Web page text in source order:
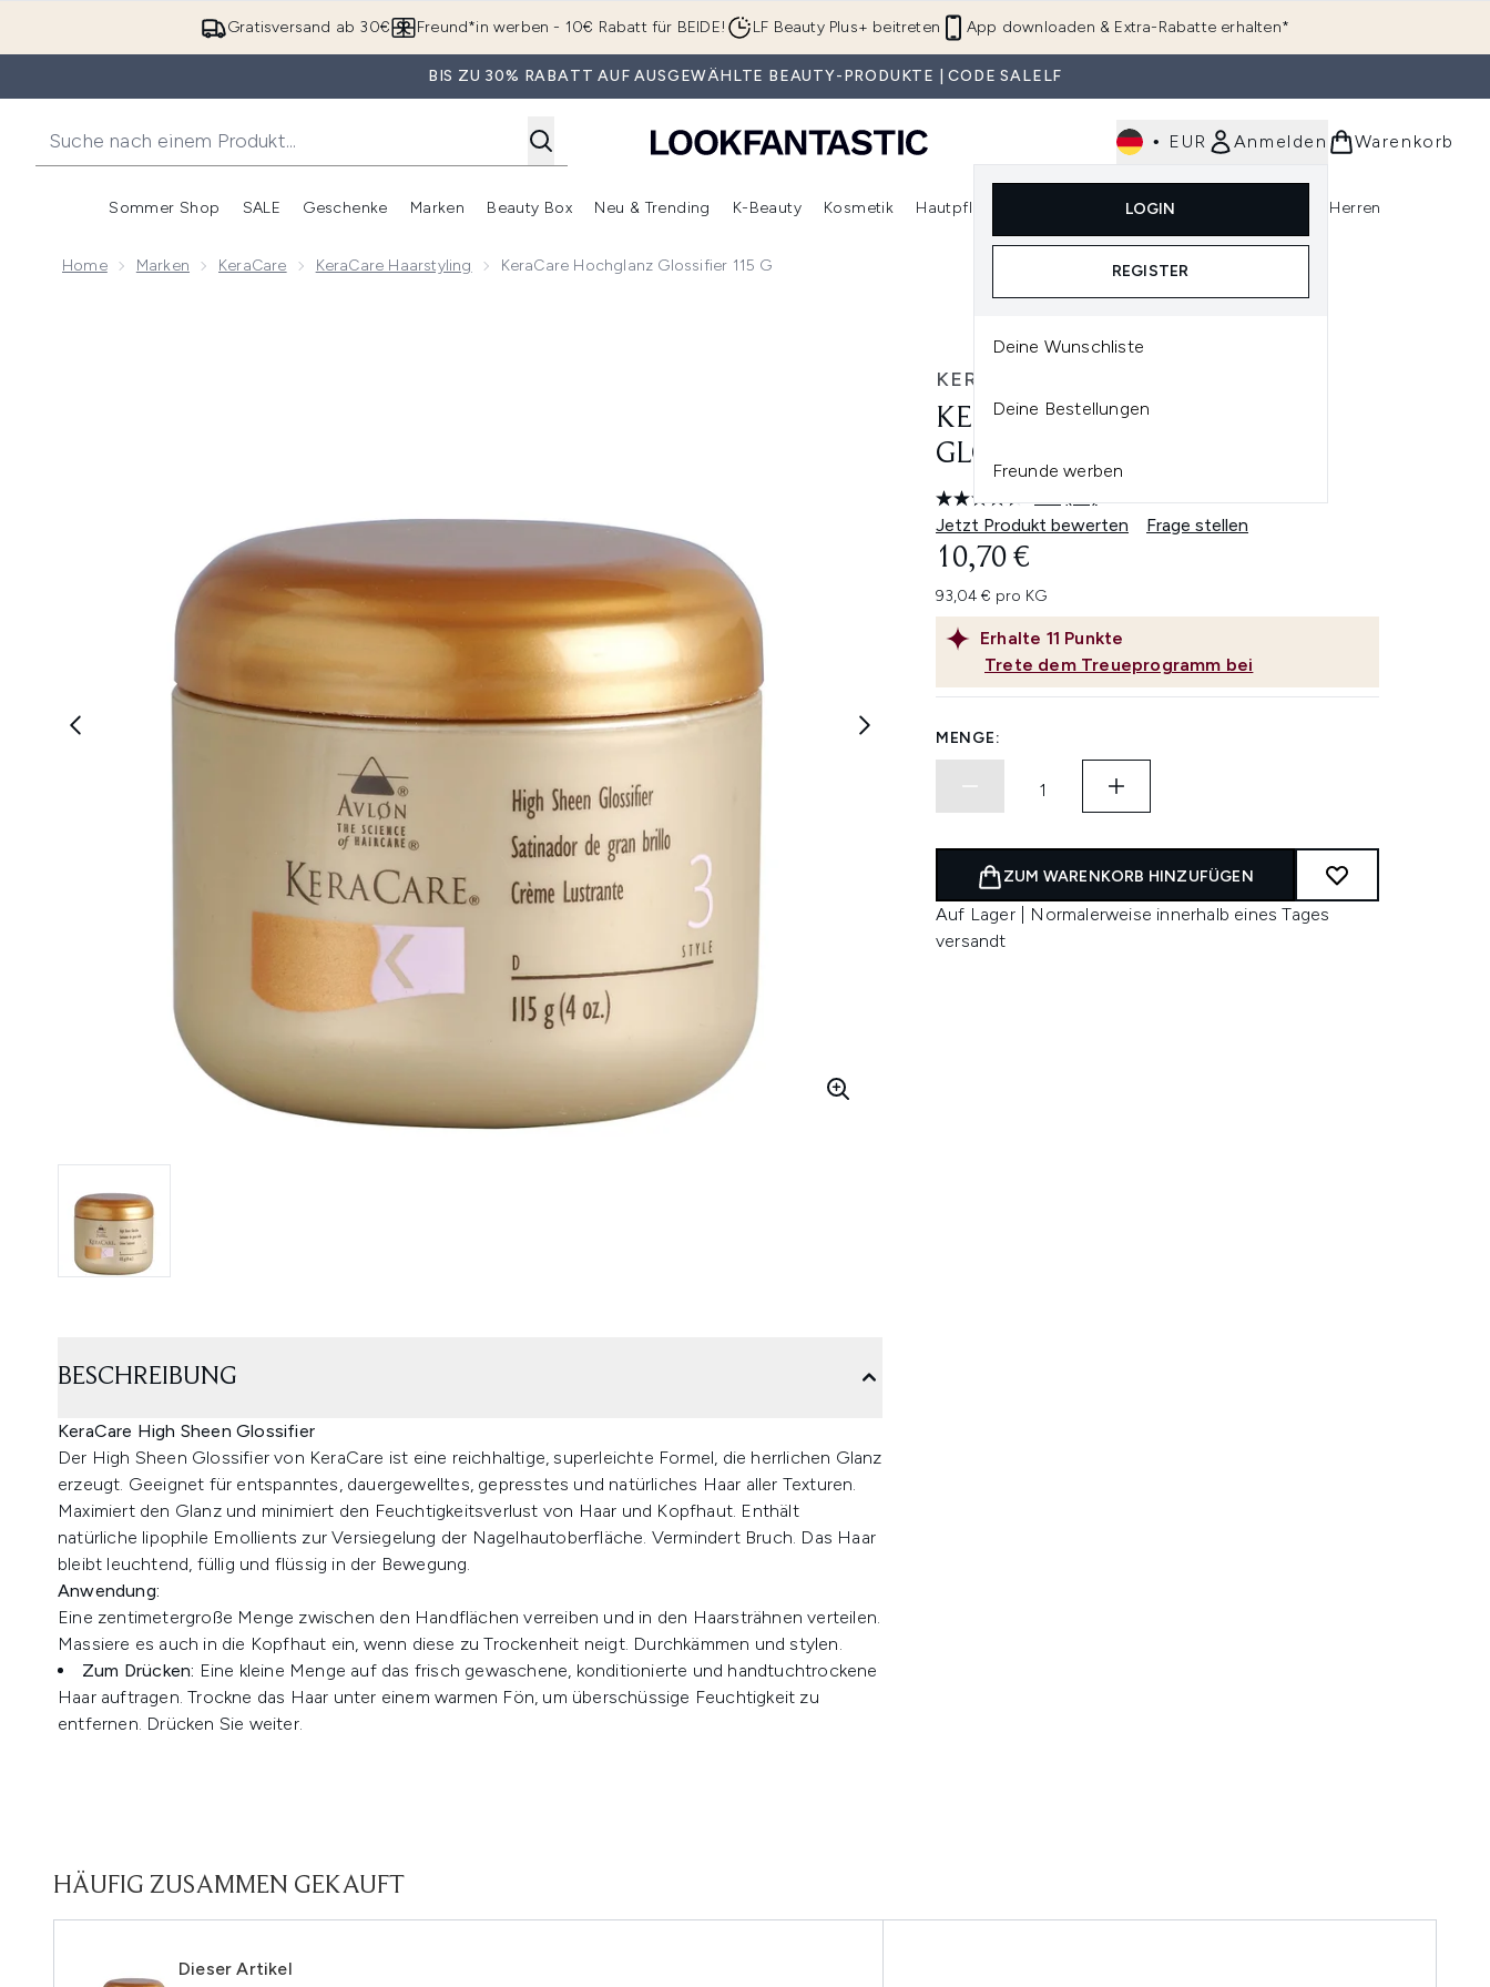
Zum Hauptinhalt springen
Gratisversand ab 30€ App downloaden & Extra-Rabatte erhalten*
Freund*in werben - 10€ Rabatt für BEIDE! LF Beauty Plus+ beitreten
BIS ZU 30% RABATT AUF AUSGEWÄHLTE BEAUTY-PRODUKTE | CODE SALELF
• EUR Anmelden
LOGIN
REGISTER
Deine Wunschliste
Deine Bestellungen
Freunde werben
Warenkorb
Sommer Shop
Untermenü Anmelden (Sommer Shop)
SALE
Untermenü Anmelden (SALE)
Geschenke
Untermenü Anmelden (Geschenke)
Marken
Untermenü Anmelden (Marken)
Beauty Box
Untermenü Anmelden (Beauty Box)
Neu & Trending
Untermenü Anmelden (Neu & Trending)
K-Beauty Kosmetik
Untermenü Anmelden (Kosmetik)
Hautpflege
Untermenü Anmelden (Haarpflege)
Parfum
Untermenü Anmelden (Parfum)
Herren
Home Marken KeraCare KeraCare Haarstyling KeraCare Hochglanz Glossifier 115 G
KERACARE
KERACARE HOCHGLANZ
GLOSSIFIER 115 G
4.6 18
Bewertungen
Seite.
(18)
Jetzt Produkt bewerten
Frage stellen
Erhalte 11 Punkte
Trete dem Treueprogramm bei
10,70 €
93,04 € pro KG
MENGE:
ZUM WARENKORB HINZUFÜGEN
Auf Lager | Normalerweise innerhalb eines Tages
versandt
BESCHREIBUNG
KeraCare High Sheen Glossifier
Der High Sheen Glossifier von KeraCare ist eine reichhaltige, superleichte Formel, die herrlichen Glanz
erzeugt. Geeignet für entspanntes, dauergewelltes, gepresstes und natürliches Haar aller Texturen.
Maximiert den Glanz und minimiert den Feuchtigkeitsverlust von Haar und Kopfhaut. Enthält
natürliche lipophile Emollients zur Versiegelung der Nagelhautoberfläche. Vermindert Bruch. Das Haar
bleibt leuchtend, füllig und flüssig in der Bewegung.
Anwendung:
Eine zentimetergroße Menge zwischen den Handflächen verreiben und in den Haarsträhnen verteilen.
Massiere es auch in die Kopfhaut ein, wenn diese zu Trockenheit neigt. Durchkämmen und stylen.
Zum Drücken: Eine kleine Menge auf das frisch gewaschene, konditionierte und handtuchtrockene
Haar auftragen. Trockne das Haar unter einem warmen Fön, um überschüssige Feuchtigkeit zu
entfernen. Drücken Sie weiter.
HÄUFIG ZUSAMMEN GEKAUFT
Dieser Artikel